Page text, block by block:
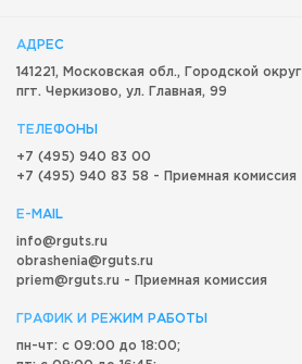
АДРЕС
141221, Московская обл., Городской округ
пгт. Черкизово, ул. Главная, 99
ТЕЛЕФОНЫ
+7 (495) 940 83 00
+7 (495) 940 83 58 - Приемная комиссия
E-MAIL
info@rguts.ru
obrashenia@rguts.ru
priem@rguts.ru - Приемная комиссия
ГРАФИК И РЕЖИМ РАБОТЫ
пн-чт: с 09:00 до 18:00;